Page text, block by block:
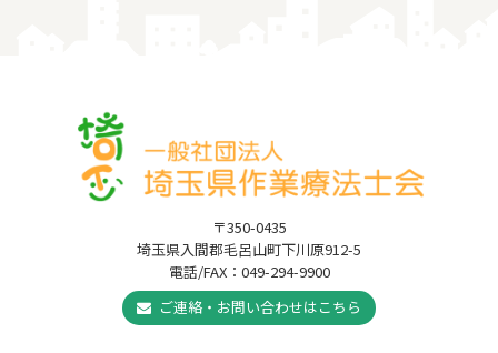
〒350-0435
埼玉県入間郡毛呂山町下川原912-5
電話/FAX：049-294-9900
ご連絡・お問い合わせはこちら